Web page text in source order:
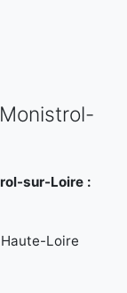
sur-Loire :
Loire